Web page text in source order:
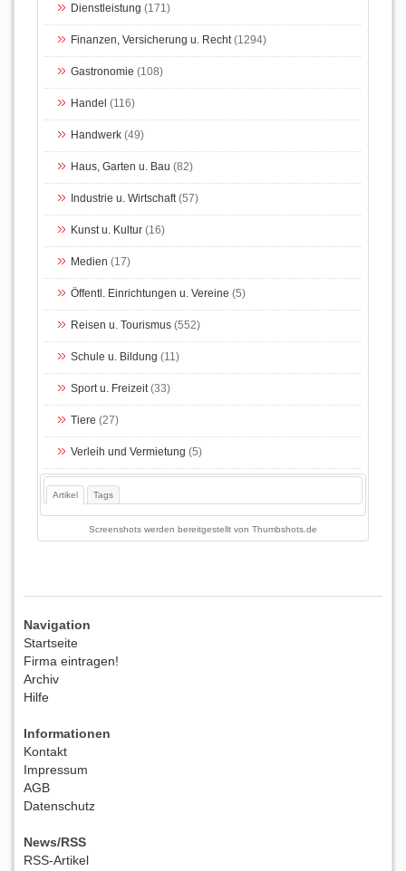
Dienstleistung (171)
Finanzen, Versicherung u. Recht(1294)
Gastronomie (108)
Handel (116)
Handwerk (49)
Haus, Garten u. Bau (82)
Industrie u. Wirtschaft(57)
Kunst u. Kultur (16)
Medien (17)
Öffentl. Einrichtungen u. Vereine (5)
Reisen u. Tourismus (552)
Schule u. Bildung (11)
Sport u. Freizeit(33)
Tiere (27)
Verleih und Vermietung (5)
Artikel Tags
Screenshots werden bereitgestellt von Thumbshots.de
Navigation
Startseite
Firma eintragen!
Archiv
Hilfe
Informationen
Kontakt
Impressum
AGB
Datenschutz
News/RSS
RSS-Artikel